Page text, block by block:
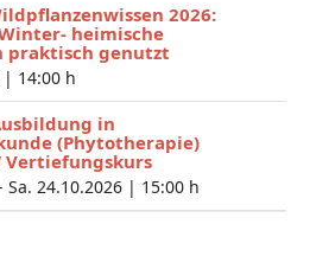
2026:
heimische
praktisch genutzt
| 14:00 h
in
(Phytotherapie)
Vertiefungskurs
Sa. 24.10.2026 | 15:00 h